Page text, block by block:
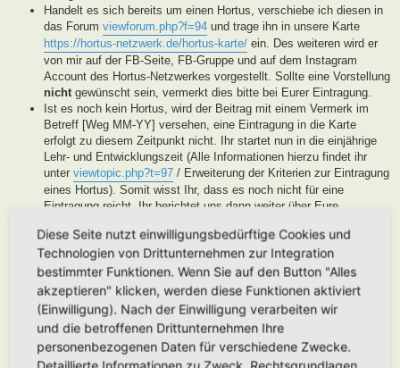
Handelt es sich bereits um einen Hortus, verschiebe ich diesen in
das Forum viewforum.php?f=94 und trage ihn in unsere Karte
https://hortus-netzwerk.de/hortus-karte/ ein. Des weiteren wird er
von mir auf der FB-Seite, FB-Gruppe und auf dem Instagram
Account des Hortus-Netzwerkes vorgestellt. Sollte eine Vorstellung
nichtgewünscht sein, vermerkt dies bitte bei Eurer Eintragung.
Ist es noch kein Hortus, wird der Beitrag mit einem Vermerk im
Betreff [Weg MM-YY] versehen, eine Eintragung in die Karte
erfolgt zu diesem Zeitpunkt nicht. Ihr startet nun in die einjährige
Lehr- und Entwicklungszeit (Alle Informationen hierzu findet ihr
unter viewtopic.php?t=97 / Erweiterung der Kriterien zur Eintragung
eines Hortus). Somit wisst Ihr, dass es noch nicht für eine
Eintragung reicht, Ihr berichtet uns dann weiter über Eure
der Entwicklung Eures Gartens. Wenn unser Moderatorenteam der
Meinung ist, Euer Garten ist soweit, werden wir diesen als Hortus
eintragen. Eine Überprüfung erfolgt spätestens nach Ablauf des
Lehr- und Entwicklungsjahres. Stellen wir in dieser Zeit keine
Aktivität fest, werden wir die Eintragung archivieren.
Handelt es sich generell um keinen Hortus sondern um ein
Hortanes Habitat (Alle Gartenprojekte, die keinen klassischen
Hortus mit den drei Zonen darstellen, aber in Anlehnung an das
Diese Seite nutzt einwilligungsbedürftige Cookies und
Technologien von Drittunternehmen zur Integration
bestimmter Funktionen. Wenn Sie auf den Button "Alles
akzeptieren" klicken, werden diese Funktionen aktiviert
(Einwilligung). Nach der Einwilligung verarbeiten wir
und die betroffenen Drittunternehmen Ihre
personenbezogenen Daten für verschiedene Zwecke.